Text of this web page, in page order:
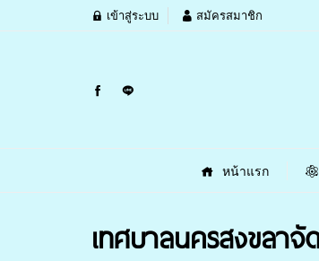
เข้าสู่ระบบ สมัครสมาชิก
หน้าแรก
เทศบาลนครสงขลา